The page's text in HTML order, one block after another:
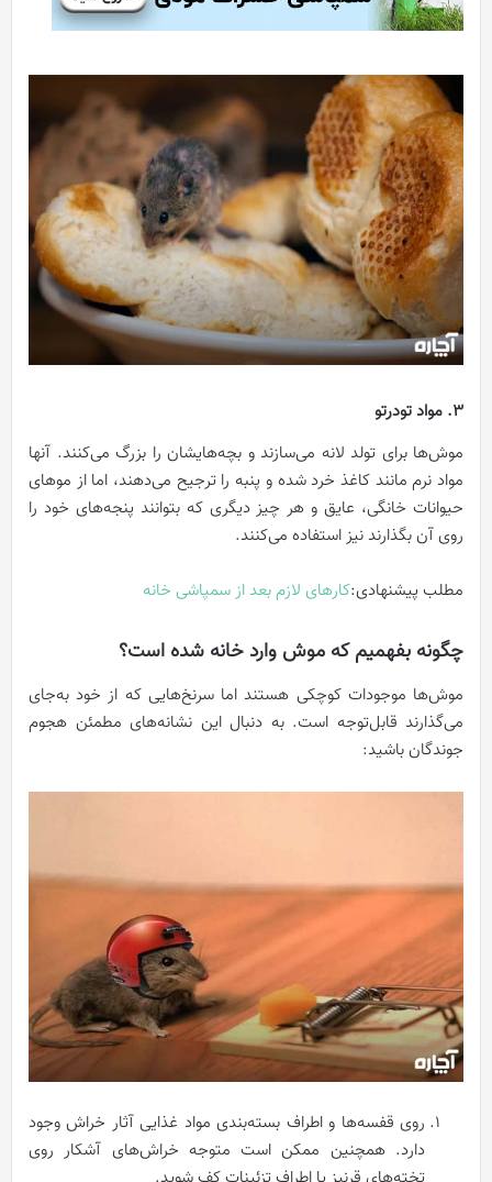
3. مواد تودرتو
موش‌ها برای تولد لانه می‌سازند و بچه‌هایشان را بزرگ می‌کنند. آنها
مواد نرم مانند کاغذ خرد شده و پنبه را ترجیح می‌دهند، اما از موهای
حیوانات خانگی، عایق و هر چیز دیگری که بتوانند پنجه‌های خود را
روی آن بگذارند نیز استفاده می‌کنند.
مطلب پیشنهادی:کارهای لازم بعد از سمپاشی خانه
چگونه بفهمیم که موش وارد خانه شده است؟
موش‌ها موجودات کوچکی هستند اما سرنخ‌هایی که از خود به‌جای
می‌گذارند قابل‌توجه است. به دنبال این نشانه‌های مطمئن هجوم
جوندگان باشید:
روی قفسه‌ها و اطراف بسته‌بندی مواد غذایی آثار خراش وجود
دارد. همچنین ممکن است متوجه خراش‌های آشکار روی